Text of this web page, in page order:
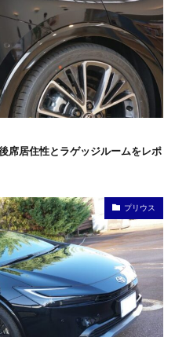
席居住性とラゲッジルームをレポ
プリウス